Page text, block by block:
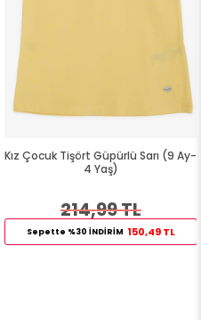
Kız Çocuk Tişört Güpürlü Sarı (9 Ay-
4 Yaş)
214,99 TL
Sepette %30 İNDİRİM 150,49 TL